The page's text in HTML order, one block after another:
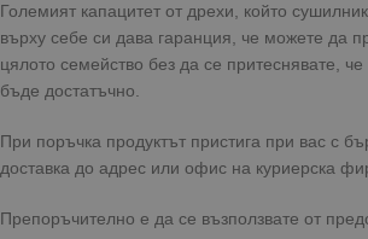
Големият капацитет от дрехи, който
върху себе си дава гаранция, че можете да
цялото семейство без да се притеснявате,
бъде достатъчно.
При поръчка продуктът пристига при вас с
доставка до адрес или офис на куриерска
Препоръчително е да се възползвате от